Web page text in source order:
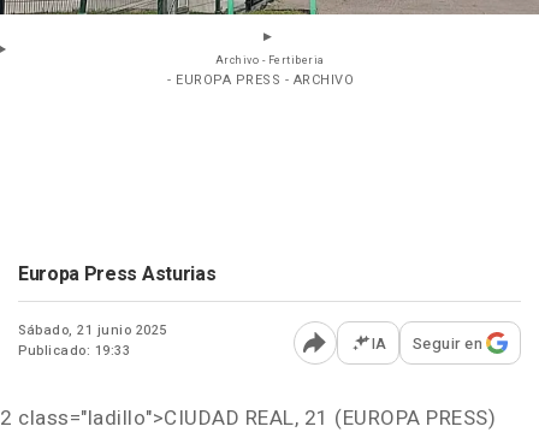
Archivo - Fertiberia
- EUROPA PRESS - ARCHIVO
Europa Press Asturias
Sábado, 21 junio 2025
Publicado: 19:33
Abrir opciones para
IA Seguir en
2 class="ladillo">CIUDAD REAL, 21 (EUROPA PRESS)